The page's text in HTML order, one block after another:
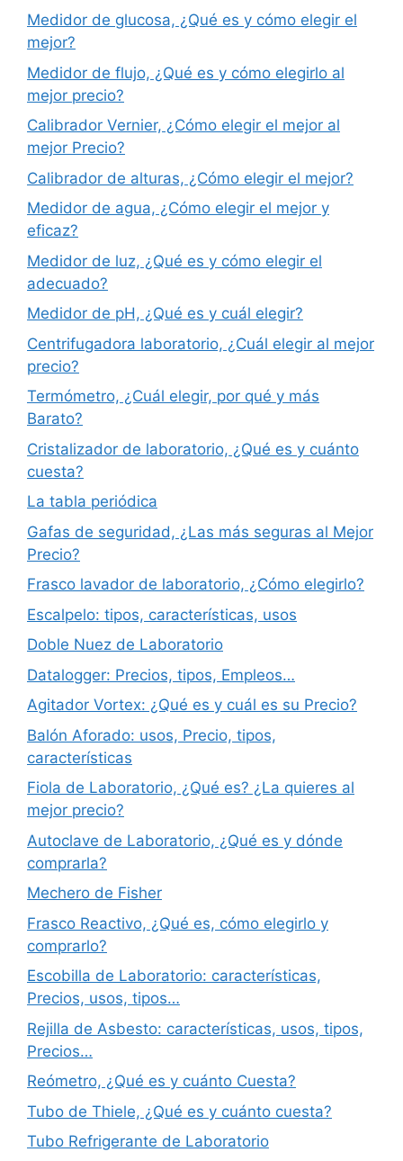
Medidor de glucosa, ¿Qué es y cómo elegir el
mejor?
Medidor de flujo, ¿Qué es y cómo elegirlo al
mejor precio?
Calibrador Vernier, ¿Cómo elegir el mejor al
mejor Precio?
Calibrador de alturas, ¿Cómo elegir el mejor?
Medidor de agua, ¿Cómo elegir el mejor y
eficaz?
Medidor de luz, ¿Qué es y cómo elegir el
adecuado?
Medidor de pH, ¿Qué es y cuál elegir?
Centrifugadora laboratorio, ¿Cuál elegir al mejor
precio?
Termómetro, ¿Cuál elegir, por qué y más
Barato?
Cristalizador de laboratorio, ¿Qué es y cuánto
cuesta?
La tabla periódica
Gafas de seguridad, ¿Las más seguras al Mejor
Precio?
Frasco lavador de laboratorio, ¿Cómo elegirlo?
Escalpelo: tipos, características, usos
Doble Nuez de Laboratorio
Datalogger: Precios, tipos, Empleos…
Agitador Vortex: ¿Qué es y cuál es su Precio?
Balón Aforado: usos, Precio, tipos,
características
Fiola de Laboratorio, ¿Qué es? ¿La quieres al
mejor precio?
Autoclave de Laboratorio, ¿Qué es y dónde
comprarla?
Mechero de Fisher
Frasco Reactivo, ¿Qué es, cómo elegirlo y
comprarlo?
Escobilla de Laboratorio: características,
Precios, usos, tipos…
Rejilla de Asbesto: características, usos, tipos,
Precios…
Reómetro, ¿Qué es y cuánto Cuesta?
Tubo de Thiele, ¿Qué es y cuánto cuesta?
Tubo Refrigerante de Laboratorio